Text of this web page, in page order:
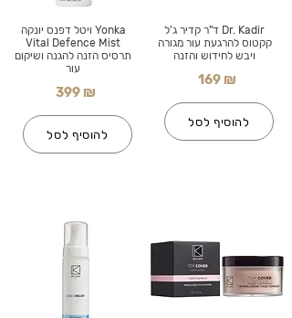
Yonka ויטל דפנס יונקה
Vital Defence Mist
תרסיס הזנה להגנה ושיקום
עור
399 ₪
להוסיף לסל
Dr. Kadir ד"ר קדיר ג'ל
קקטוס להרגעת עור מגורה
ויבש לחידוש והזנה
169 ₪
להוסיף לסל